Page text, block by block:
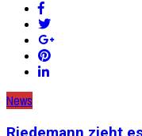
News